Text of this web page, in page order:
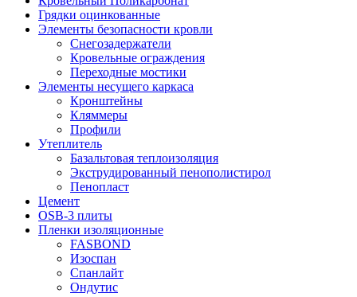
Грядки оцинкованные
Элементы безопасности кровли
Снегозадержатели
Кровельные ограждения
Переходные мостики
Элементы несущего каркаса
Кронштейны
Кляммеры
Профили
Утеплитель
Базальтовая теплоизоляция
Экструдированный пенополистирол
Пенопласт
Цемент
OSB-3 плиты
Пленки изоляционные
FASBOND
Изоспан
Спанлайт
Ондутис